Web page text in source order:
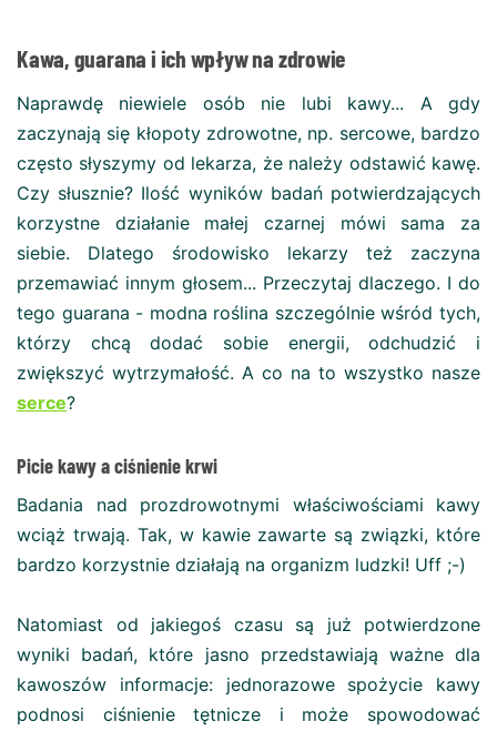
Kawa, guarana i ich wpływ na zdrowie
Naprawdę niewiele osób nie lubi kawy... A gdy
zaczynają się kłopoty zdrowotne, np. sercowe, bardzo
często słyszymy od lekarza, że należy odstawić kawę.
Czy słusznie? Ilość wyników badań potwierdzających
korzystne działanie małej czarnej mówi sama za
siebie. Dlatego środowisko lekarzy też zaczyna
przemawiać innym głosem... Przeczytaj dlaczego. I do
tego guarana - modna roślina szczególnie wśród tych,
którzy chcą dodać sobie energii, odchudzić i
zwiększyć wytrzymałość. A co na to wszystko nasze
serce?
Picie kawy a ciśnienie krwi
Badania nad prozdrowotnymi właściwościami kawy
wciąż trwają. Tak, w kawie zawarte są związki, które
bardzo korzystnie działają na organizm ludzki! Uff ;-)
Natomiast od jakiegoś czasu są już potwierdzone
wyniki badań, które jasno przedstawiają ważne dla
kawoszów informacje: jednorazowe spożycie kawy
podnosi ciśnienie tętnicze i może spowodować